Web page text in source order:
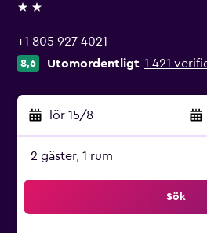
2 stjärnor
+1 805 927 4021
8,6 Utomordentligt 1 421
lör 15/8 -
2 gäster, 1 rum
Sök